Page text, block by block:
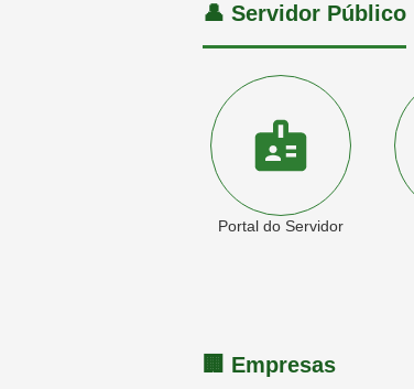
👤 Servidor Público
Portal do Servidor
🏢 Empresas